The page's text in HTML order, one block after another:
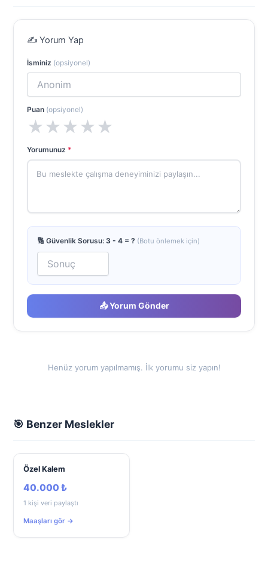
✍️ Yorum Yap
İsminiz (opsiyonel)
Puan (opsiyonel)
★★★★★
Yorumunuz *
🔢 Güvenlik Sorusu: 3 - 4 = ? (Botu önlemek için)
📤 Yorum Gönder
Henüz yorum yapılmamış. İlk yorumu siz yapın!
🎯 Benzer Meslekler
Özel Kalem
40.000 ₺
1 kişi veri paylaştı
Maaşları gör →